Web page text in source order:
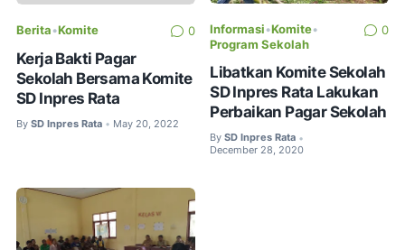
Berita •Komite 0
Kerja Bakti Pagar
Sekolah Bersama Komite
SD Inpres Rata
By SD Inpres Rata • May 20, 2022
Informasi •Komite•
Program Sekolah
0
Libatkan Komite Sekolah
SD Inpres Rata Lakukan
Perbaikan Pagar Sekolah
By SD Inpres Rata •
December 28, 2020